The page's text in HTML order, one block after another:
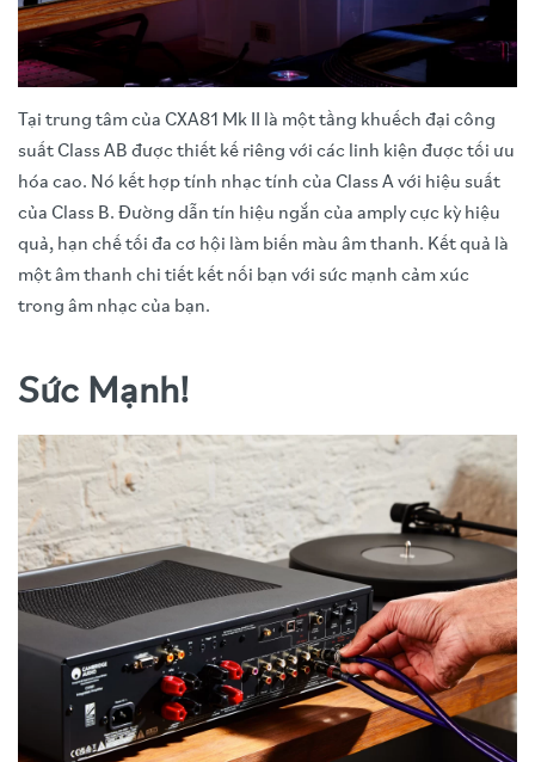
Tại trung tâm của CXA81 Mk II là một tầng khuếch đại công
suất Class AB được thiết kế riêng với các linh kiện được tối ưu
hóa cao. Nó kết hợp tính nhạc tính của Class A với hiệu suất
của Class B. Đường dẫn tín hiệu ngắn của amply cực kỳ hiệu
quả, hạn chế tối đa cơ hội làm biến màu âm thanh. Kết quả là
một âm thanh chi tiết kết nối bạn với sức mạnh cảm xúc
trong âm nhạc của bạn.
Sức Mạnh!